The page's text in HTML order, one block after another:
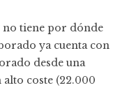
no tiene por dónde
ya cuenta con
desde una
coste (22.000